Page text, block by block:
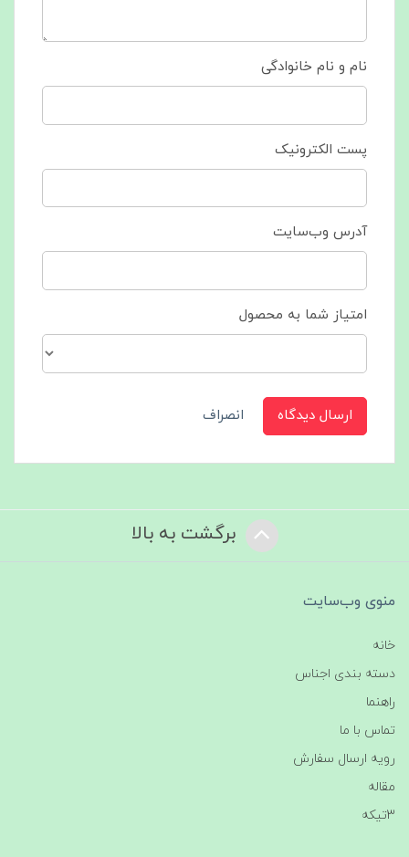
نام و نام خانوادگی
پست الکترونیک
آدرس وب‌سایت
امتیاز شما به محصول
ارسال دیدگاه انصراف
برگشت به بالا
منوی وب‌سایت
خانه
دسته بندی اجناس
راهنما
تماس با ما
رویه ارسال سفارش
مقاله
3تیکه